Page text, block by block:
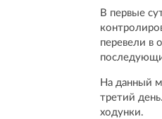
В первые
перевели в
На данный
третий
ходунки.